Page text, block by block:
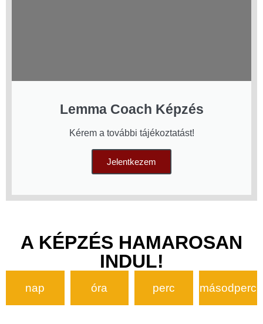
Lemma Coach Képzés
Kérem a további tájékoztatást!
Jelentkezem
A KÉPZÉS HAMAROSAN
INDUL!
nap óra perc másodperc